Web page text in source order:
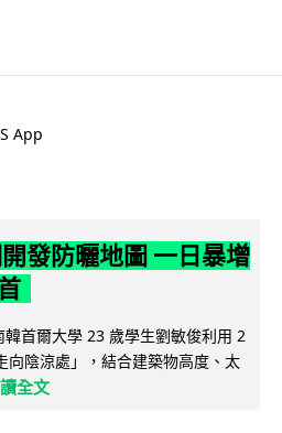
App
發防曬地圖 一日暴增
韓首爾大學 23 歲學生劉敏俊利用 2
向陰涼處」，結合建築物高度、太
全文